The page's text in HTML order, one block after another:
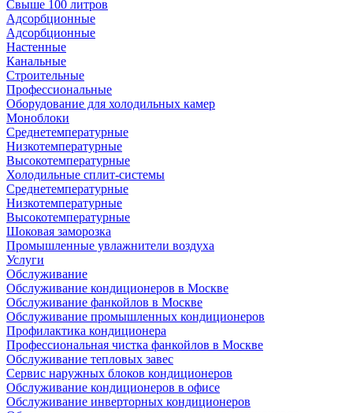
Свыше 100 литров
Адсорбционные
Адсорбционные
Настенные
Канальные
Строительные
Профессиональные
Оборудование для холодильных камер
Моноблоки
Среднетемпературные
Низкотемпературные
Высокотемпературные
Холодильные сплит-системы
Среднетемпературные
Низкотемпературные
Высокотемпературные
Шоковая заморозка
Промышленные увлажнители воздуха
Услуги
Обслуживание
Обслуживание кондиционеров в Москве
Обслуживание фанкойлов в Москве
Обслуживание промышленных кондиционеров
Профилактика кондиционера
Профессиональная чистка фанкойлов в Москве
Обслуживание тепловых завес
Сервис наружных блоков кондиционеров
Обслуживание кондиционеров в офисе
Обслуживание инверторных кондиционеров